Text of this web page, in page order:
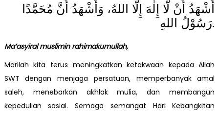
أَشْهَدُ أَنْ لَّا إِلٰهَ إِلَّا اللهُ، وَأَشْهَدُ أَنَّ مُحَمَّدًا
رَسُوْلُ اللهِ.
Ma’asyiral muslimin rahimakumullah,
Marilah kita terus meningkatkan ketakwaan kepada Allah
SWT dengan menjaga persatuan, memperbanyak amal
saleh, menebarkan akhlak mulia, dan membangun
kepedulian sosial. Semoga semangat Hari Kebangkitan